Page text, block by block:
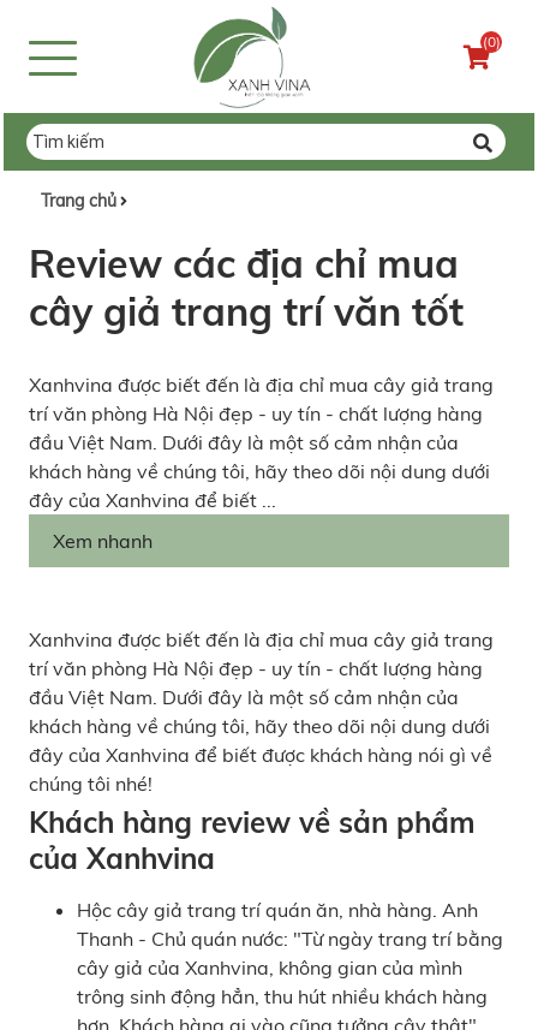
(0)
Trang chủ
Review các địa chỉ mua
cây giả trang trí văn tốt
Xanhvina được biết đến là địa chỉ mua cây giả trang
trí văn phòng Hà Nội đẹp - uy tín - chất lượng hàng
đầu Việt Nam. Dưới đây là một số cảm nhận của
khách hàng về chúng tôi, hãy theo dõi nội dung dưới
đây của Xanhvina để biết ...
Xem nhanh
Xanhvina được biết đến là địa chỉ mua cây giả trang
trí văn phòng Hà Nội đẹp - uy tín - chất lượng hàng
đầu Việt Nam. Dưới đây là một số cảm nhận của
khách hàng về chúng tôi, hãy theo dõi nội dung dưới
đây của Xanhvina để biết được khách hàng nói gì về
chúng tôi nhé!
Khách hàng review về sản phẩm
của Xanhvina
Hộc cây giả trang trí quán ăn, nhà hàng. Anh
Thanh - Chủ quán nước: "Từ ngày trang trí bằng
cây giả của Xanhvina, không gian của mình
trông sinh động hẳn, thu hút nhiều khách hàng
hơn. Khách hàng ai vào cũng tưởng cây thật".